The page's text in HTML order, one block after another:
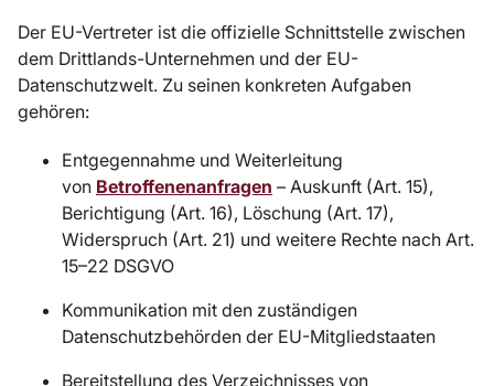
Der EU-Vertreter ist die offizielle Schnittstelle zwischen
dem Drittlands-Unternehmen und der EU-
Datenschutzwelt. Zu seinen konkreten Aufgaben
gehören:
Entgegennahme und Weiterleitung
von Betroffenenanfragen – Auskunft (Art. 15),
Berichtigung (Art. 16), Löschung (Art. 17),
Widerspruch (Art. 21) und weitere Rechte nach Art.
15–22 DSGVO
Kommunikation mit den zuständigen
Datenschutzbehörden der EU-Mitgliedstaaten
Bereitstellung des Verzeichnisses von